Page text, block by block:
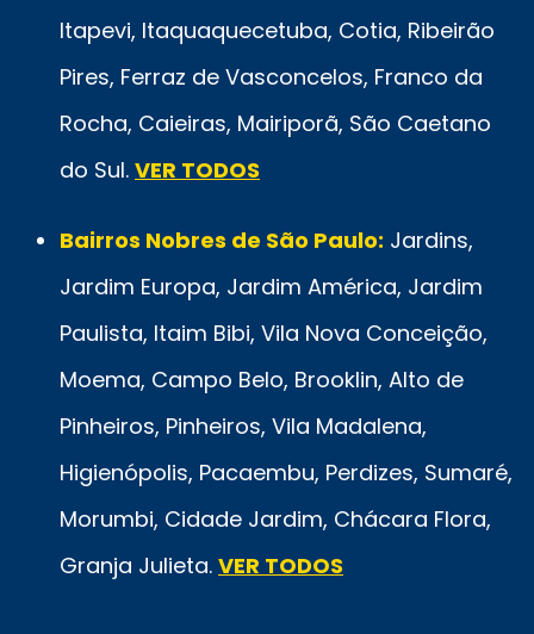
Itapevi, Itaquaquecetuba, Cotia, Ribeirão
Pires, Ferraz de Vasconcelos, Franco da
Rocha, Caieiras, Mairiporã, São Caetano
do Sul. VER TODOS
Bairros Nobres de São Paulo: Jardins,
Jardim Europa, Jardim América, Jardim
Paulista, Itaim Bibi, Vila Nova Conceição,
Moema, Campo Belo, Brooklin, Alto de
Pinheiros, Pinheiros, Vila Madalena,
Higienópolis, Pacaembu, Perdizes, Sumaré,
Morumbi, Cidade Jardim, Chácara Flora,
Granja Julieta. VER TODOS